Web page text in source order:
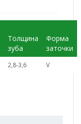
Толщина
зуба
Форма
заточки
2,8-3,6 V